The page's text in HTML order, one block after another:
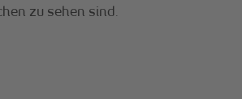
zu sehen sind.